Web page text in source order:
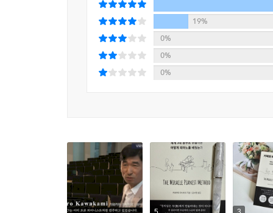
교사의 역할을 기술적 측면과 정신적 측면으로
지도법을 함께 알려준다. 교육의 방식은 다양해
교육 방향을 제시하며, 교사로서의 성취감과 긍
창조성과 자주성을 빛내줄 피아노 선생님의 생각
바흐, 베토벤, 모차르트, 블라디미르 호로비츠 등
병행해 왔다. 이는 스스로 음악을 탐구하고 해석
《기적의 피아니스트 교육법》은 세계적인 피아
19%
0%
0%
0%